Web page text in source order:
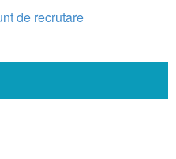
de recrutare